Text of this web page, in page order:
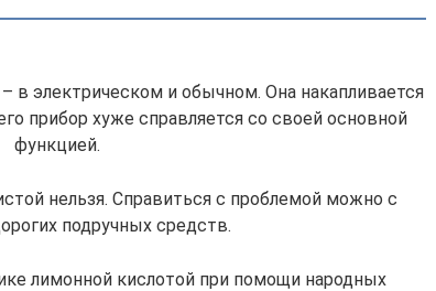
в электрическом и обычном. Она накапливается
прибор хуже справляется со своей основной
функцией.
нельзя. Справиться с проблемой можно с
подручных средств.
лимонной кислотой при помощи народных